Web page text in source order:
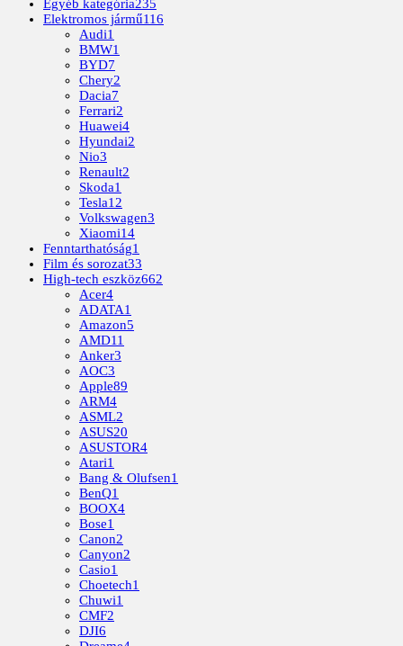
Egyéb kategória235
Elektromos jármű116
Audi1
BMW1
BYD7
Chery2
Dacia7
Ferrari2
Huawei4
Hyundai2
Nio3
Renault2
Skoda1
Tesla12
Volkswagen3
Xiaomi14
Fenntarthatóság1
Film és sorozat33
High-tech eszköz662
Acer4
ADATA1
Amazon5
AMD11
Anker3
AOC3
Apple89
ARM4
ASML2
ASUS20
ASUSTOR4
Atari1
Bang & Olufsen1
BenQ1
BOOX4
Bose1
Canon2
Canyon2
Casio1
Choetech1
Chuwi1
CMF2
DJI6